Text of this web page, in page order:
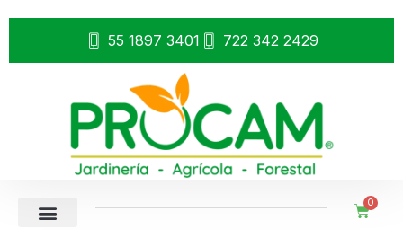
55 1897 3401 722 342 2429
0